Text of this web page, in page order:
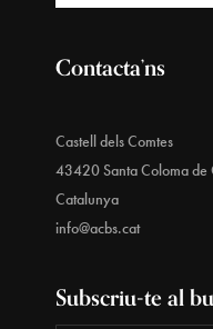
Contacta’ns
Castell dels Comtes
43420 Santa Coloma
Catalunya
info@acbs.cat
Subscriu-te al